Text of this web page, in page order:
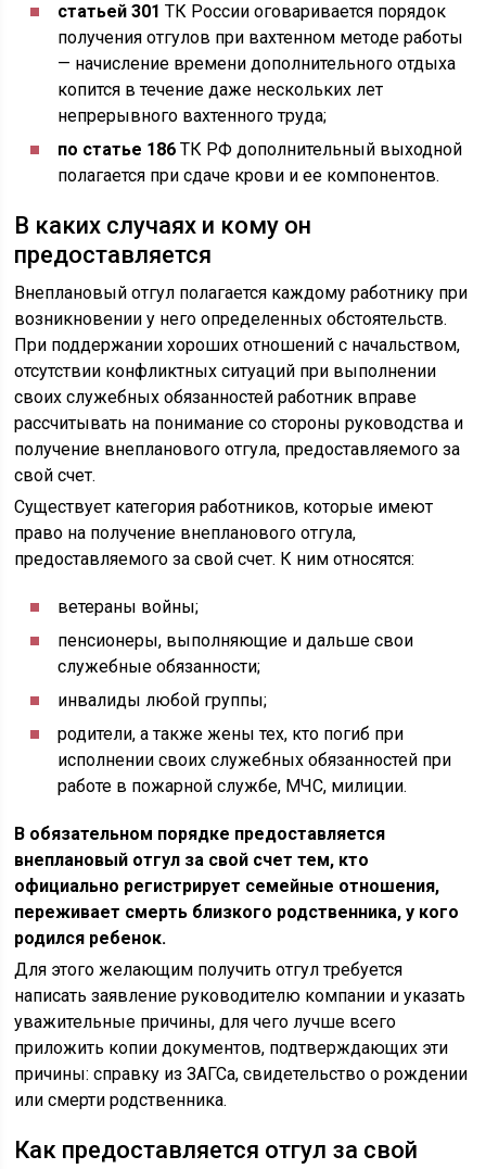
статьей 301 ТК России оговаривается порядок
получения отгулов при вахтенном методе работы
— начисление времени дополнительного отдыха
копится в течение даже нескольких лет
непрерывного вахтенного труда;
по статье 186 ТК РФ дополнительный выходной
полагается при сдаче крови и ее компонентов.
В каких случаях и кому он
предоставляется
Внеплановый отгул полагается каждому работнику при
возникновении у него определенных обстоятельств.
При поддержании хороших отношений с начальством,
отсутствии конфликтных ситуаций при выполнении
своих служебных обязанностей работник вправе
рассчитывать на понимание со стороны руководства и
получение внепланового отгула, предоставляемого за
свой счет.
Существует категория работников, которые имеют
право на получение внепланового отгула,
предоставляемого за свой счет. К ним относятся:
ветераны войны;
пенсионеры, выполняющие и дальше свои
служебные обязанности;
инвалиды любой группы;
родители, а также жены тех, кто погиб при
исполнении своих служебных обязанностей при
работе в пожарной службе, МЧС, милиции.
В обязательном порядке предоставляется
внеплановый отгул за свой счет тем, кто
официально регистрирует семейные отношения,
переживает смерть близкого родственника, у кого
родился ребенок.
Для этого желающим получить отгул требуется
написать заявление руководителю компании и указать
уважительные причины, для чего лучше всего
приложить копии документов, подтверждающих эти
причины: справку из ЗАГСа, свидетельство о рождении
или смерти родственника.
Как предоставляется отгул за свой